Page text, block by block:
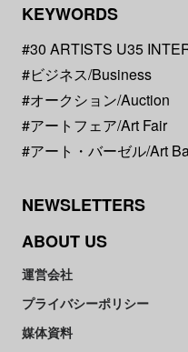
KEYWORDS
#30 ARTISTS U35
#ビジネス/Business
#オークション/Auction
#アートフェア/Art Fair
#アート・バーゼル/Art
NEWSLETTERS
ABOUT US
運営会社
プライバシーポリシー
媒体資料